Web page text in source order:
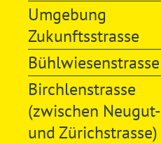
Umgebung
Zukunftsstrasse
Bühlwiesenstrasse
Birchlenstrasse
(zwischen Neugut-
und Zürichstrasse)